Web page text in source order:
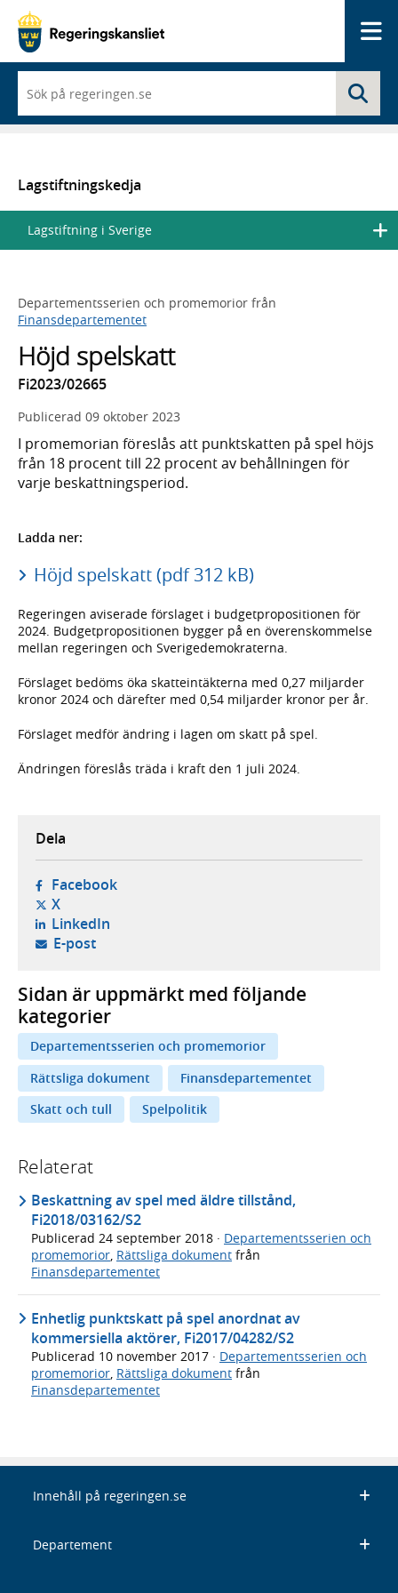
du
börjar
skriva
en
lista
med
sökförslag
Lagstiftningskedja
Lagstiftning i Sverige
Departementsserien och promemorior från
Finansdepartementet
Höjd spelskatt
Fi2023/02665
Publicerad 09 oktober 2023
I promemorian föreslås att punktskatten på spel höjs
från 18 procent till 22 procent av behållningen för
varje beskattningsperiod.
Ladda ner:
Höjd spelskatt (pdf 312 kB)
Regeringen aviserade förslaget i budgetpropositionen för
2024. Budgetpropositionen bygger på en överenskommelse
mellan regeringen och Sverigedemokraterna.
Förslaget bedöms öka skatteintäkterna med 0,27 miljarder
kronor 2024 och därefter med 0,54 miljarder kronor per år.
Förslaget medför ändring i lagen om skatt på spel.
Ändringen föreslås träda i kraft den 1 juli 2024.
Dela
Facebook- öppnas i ny flik, extern webbplats,
X- öppnas i ny flik, extern webbplats,
LinkedIn- öppnas i ny flik, extern webbplats,
E-post- öppnar din e-postklient,
Sidan är uppmärkt med följande
kategorier
Departementsserien och promemorior
Rättsliga dokument
Finansdepartementet
Skatt och tull
Spelpolitik
Relaterat
Beskattning av spel med äldre tillstånd,
Fi2018/03162/S2
Publicerad 24 september 2018 · Departementsserien och
promemorior, Rättsliga dokument från
Finansdepartementet
Enhetlig punktskatt på spel anordnat av
kommersiella aktörer, Fi2017/04282/S2
Publicerad 10 november 2017 · Departementsserien och
promemorior, Rättsliga dokument från
Finansdepartementet
Innehåll på regeringen.se
Departement